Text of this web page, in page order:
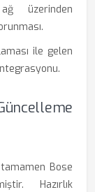
üzerinden
ile gelen
Bose
Hazırlık